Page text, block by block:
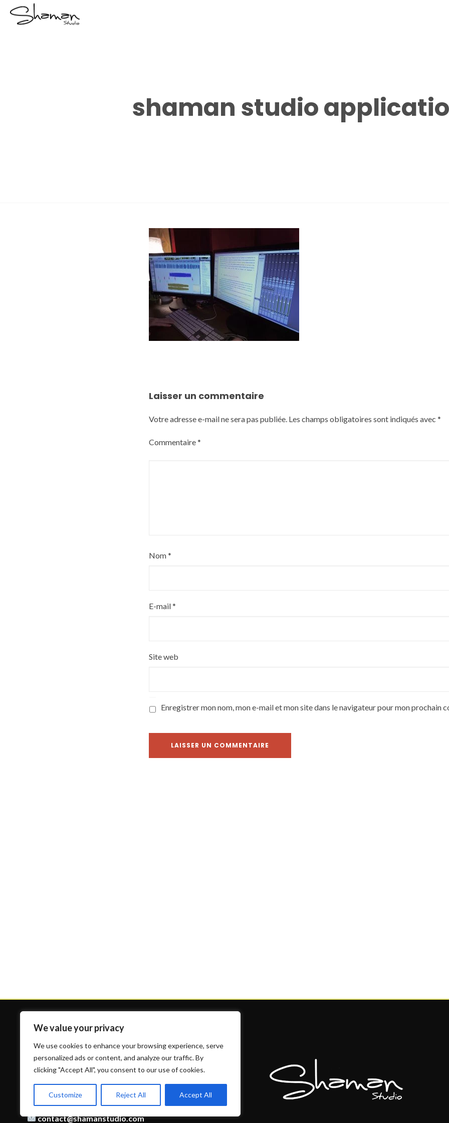
We value your privacy
We use cookies to enhance your browsing experience, serve
personalized ads or content, and analyze our traffic. By
clicking "Accept All", you consent to our use of cookies.
Customize Reject All Accept All
shaman studio
Laisser un commentaire
Votre adresse e-mail ne sera pas publiée. Les champs obligatoires sont indiqués avec *
Commentaire*
Nom*
E-mail*
Site web
Enregistrer mon nom, mon e-mail et mon site dans le navigateur pour mon prochain
Contact
contact@shamanstudio.com